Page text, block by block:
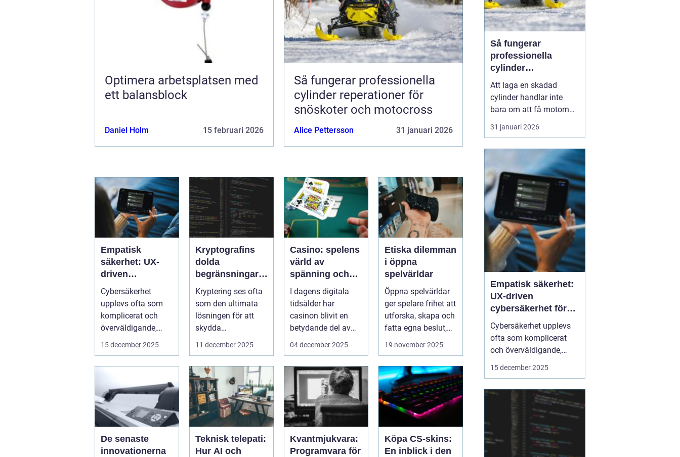
Optimera arbetsplatsen med
ett balansblock
Daniel Holm 15 februari 2026
Så fungerar professionella
cylinder reperationer för
snöskoter och motocross
Alice Pettersson 31 januari 2026
Empatisk
säkerhet: UX-
driven
cybersäkerhet
för icke-tekniska
användare
Cybersäkerhet
upplevs ofta som
komplicerat och
överväldigande,
särskilt för...
15 december 2025
Kryptografins
dolda
begränsningar:
När säker kod
kan missleda
företag
Kryptering ses ofta
som den ultimata
lösningen för att
skydda
företagsdata, men
11 december 2025
Casino: spelens
värld av
spänning och
underhållning
I dagens digitala
tidsålder har
casinon blivit en
betydande del av
onlineunderhållning
04 december 2025
Etiska dilemman
i öppna
spelvärldar
Öppna spelvärldar
ger spelare frihet att
utforska, skapa och
fatta egna beslut,
men med de...
19 november 2025
De senaste
innovationerna
Teknisk telepati:
Hur AI och
Kvantmjukvara:
Programvara för
Köpa CS-skins:
En inblick i den
Så fungerar
professionella
cylinder
reperationer för
snöskoter och
motocross
Att laga en skadad
cylinder handlar inte
bara om att få motorn
att gå igen. En väl utförd
reparation förlänger
maskinen, ger stabil
prestanda och minskar
kostnaderna över tid.
Många förare upptäcker
först värdet av en bra
cylinder...
31 januari 2026
Empatisk säkerhet:
UX-driven
cybersäkerhet för
icke-tekniska
användare
Cybersäkerhet upplevs
ofta som komplicerat
och överväldigande,
särskilt för användare
säkerhetslösningar
fokuserar på teknik, men
ignorerar hur människor
faktiskt...
15 december 2025